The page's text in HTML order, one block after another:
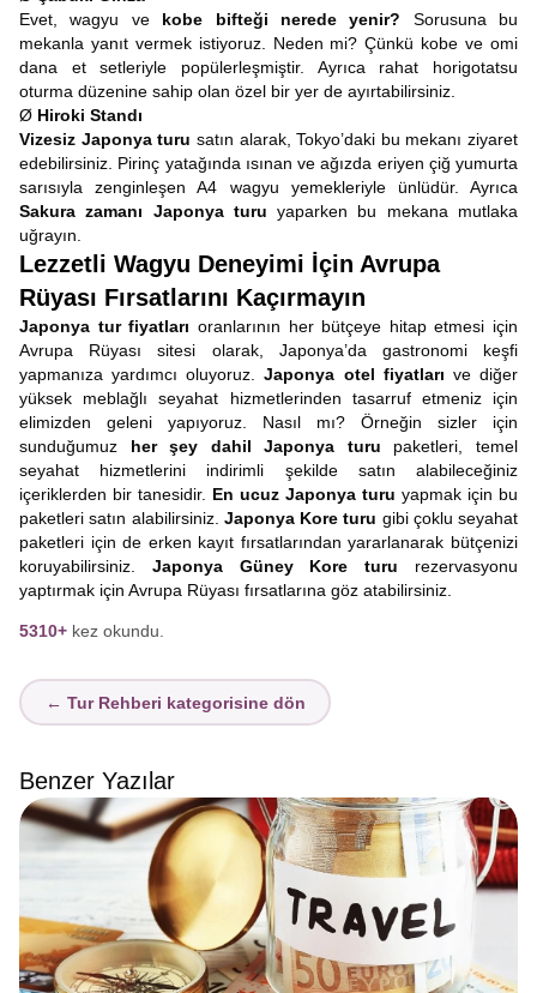
Evet, wagyu ve kobe bifteği nerede yenir? Sorusuna bu
mekanla yanıt vermek istiyoruz. Neden mi? Çünkü kobe ve omi
dana et setleriyle popülerleşmiştir. Ayrıca rahat horigotatsu
oturma düzenine sahip olan özel bir yer de ayırtabilirsiniz.
Ø Hiroki Standı
Vizesiz Japonya turu satın alarak, Tokyo’daki bu mekanı ziyaret
edebilirsiniz. Pirinç yatağında ısınan ve ağızda eriyen çiğ yumurta
sarısıyla zenginleşen A4 wagyu yemekleriyle ünlüdür. Ayrıca
Sakura zamanı Japonya turuyaparken bu mekana mutlaka
uğrayın.
Lezzetli Wagyu Deneyimi İçin Avrupa
Rüyası Fırsatlarını Kaçırmayın
Japonya tur fiyatları oranlarının her bütçeye hitap etmesi için
Avrupa Rüyası sitesi olarak, Japonya’da gastronomi keşfi
yapmanıza yardımcı oluyoruz.Japonya otel fiyatları ve diğer
yüksek meblağlı seyahat hizmetlerinden tasarruf etmeniz için
elimizden geleni yapıyoruz. Nasıl mı? Örneğin sizler için
sunduğumuz her şey dahil Japonya turu paketleri, temel
seyahat hizmetlerini indirimli şekilde satın alabileceğiniz
içeriklerden bir tanesidir. En ucuz Japonya turu yapmak için bu
paketleri satın alabilirsiniz. Japonya Kore turu gibi çoklu seyahat
paketleri için de erken kayıt fırsatlarından yararlanarak bütçenizi
koruyabilirsiniz. Japonya Güney Kore turu rezervasyonu
yaptırmak için Avrupa Rüyası fırsatlarına göz atabilirsiniz.
5310+ kez okundu.
← Tur Rehberi kategorisine dön
Benzer Yazılar